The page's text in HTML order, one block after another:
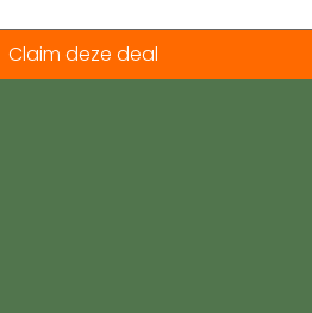
Claim deze deal